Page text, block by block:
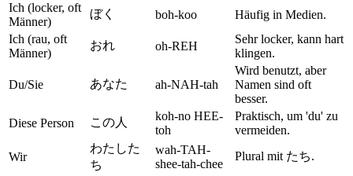
Ich (locker, oft
Männer)
ぼく boh-koo
Häufig in Medien.
Ich (rau, oft
Männer)
おれ oh-REH
Sehr locker, kann hart
klingen.
Du/Sie あなた ah-NAH-tah
Wird benutzt, aber
Namen sind oft
besser.
Diese Person
この人
koh-no HEE-
toh
Praktisch, um 'du' zu
vermeiden.
Wir
わたした
ち
wah-TAH-
shee-tah-chee
Plural mit たち.